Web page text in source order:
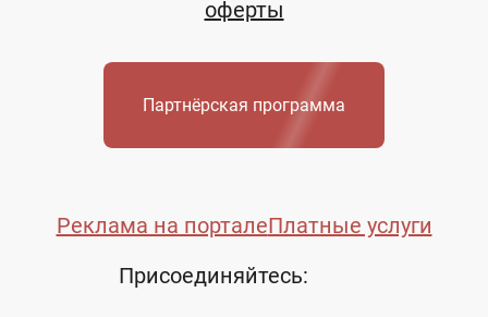
Реклама на порталеПлатные услуги
оферты
Партнёрская программа
Присоединяйтесь: